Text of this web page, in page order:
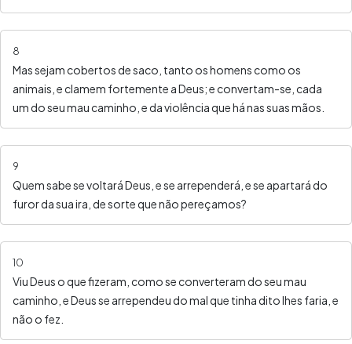
8
Mas sejam cobertos de saco, tanto os homens como os
animais, e clamem fortemente a Deus; e convertam-se, cada
um do seu mau caminho, e da violência que há nas suas mãos.
9
Quem sabe se voltará Deus, e se arrependerá, e se apartará do
furor da sua ira, de sorte que não pereçamos?
10
Viu Deus o que fizeram, como se converteram do seu mau
caminho, e Deus se arrependeu do mal que tinha dito lhes faria, e
não o fez.